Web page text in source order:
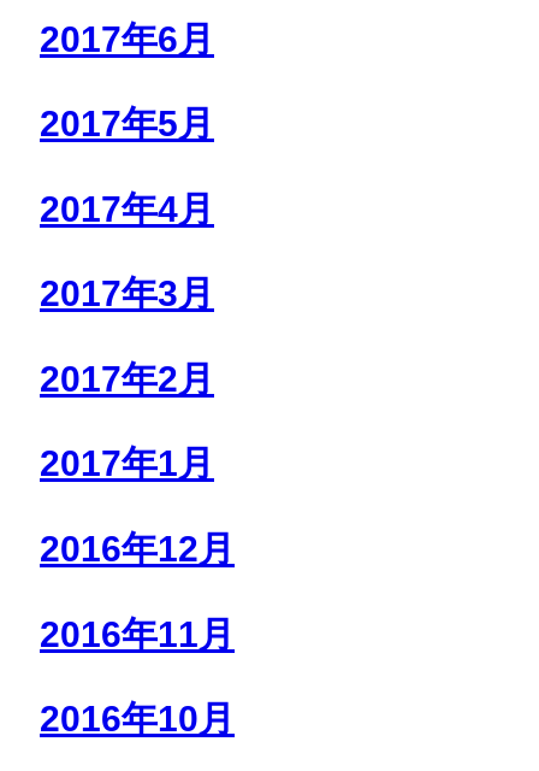
2017年6月
2017年5月
2017年4月
2017年3月
2017年2月
2017年1月
2016年12月
2016年11月
2016年10月